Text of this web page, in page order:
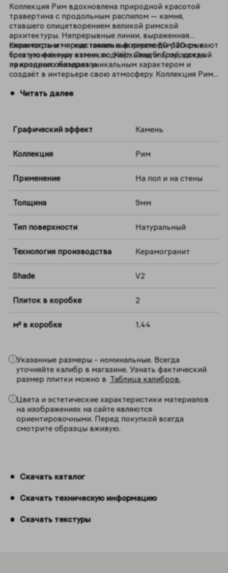
Коллекция Рим вдохновлена природной красотой
травертина с продольным распилом — камня,
ставшего олицетворением великой римской
архитектуры. Непрерывные линии, выраженная
слоистость и мягкие тональные переходы раскрывают
богатую фактуру камня, подчёркивая благородство
природного материала.
Керамогранит представлен в формате 60×120 см и
трех утончённых оттенках:Уайт, СэндиГрэй,каждый
из которых обладает уникальным характером и
создаёт в интерьере свою атмосферу. Коллекция Рим
пространств, где важны элегантность и естественная
Читать далее
Графический эффект Камень
Коллекция Рим
Применение На пол и на стены
Толщина 9мм
Тип поверхности Натуральный
Технология производства Керамогранит
Shade V2
Плиток в коробке 2
м² в коробке 1,44
Указанные размеры - номинальные. Всегда
уточняйте калибр в магазине. Узнать фактический
размер плитки можно в Таблица калибров.
Цвета и эстетические характеристики материалов
на изображениях на сайте являются
ориентировочными. Перед покупкой всегда
смотрите образцы вживую.
Скачать каталог
Скачать техническую информацию
Скачать текстуры